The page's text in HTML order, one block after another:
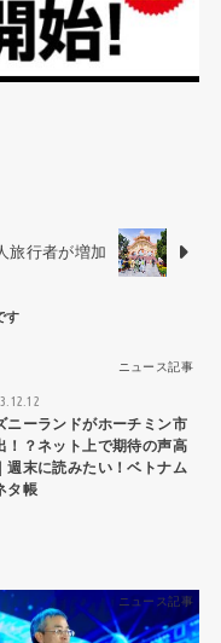
旅行者が増加
ニュース記事
ニーランドがホーチミン市
！？ネット上で期待の声高
週末に読みたい！ベトナム
タ帳
ニュース記事